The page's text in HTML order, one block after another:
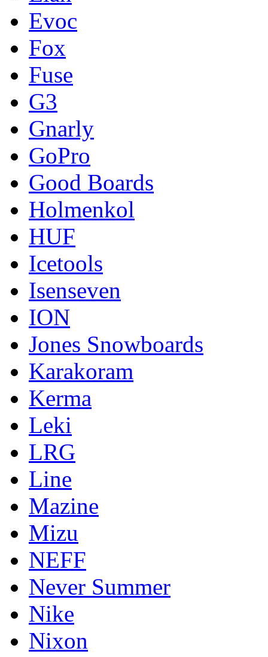
Evoc
Fox
Fuse
G3
Gnarly
GoPro
Good Boards
Holmenkol
HUF
Icetools
Isenseven
ION
Jones Snowboards
Karakoram
Kerma
Leki
LRG
Line
Mazine
Mizu
NEFF
Never Summer
Nike
Nixon